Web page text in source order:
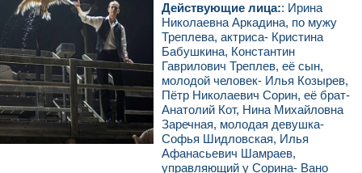
Действующие лица:: Ирина
Николаевна Аркадина, по мужу
Треплева, актриса- Кристина
Бабушкина, Константин
Гаврилович Треплев, её сын,
молодой человек- Илья Козырев,
Пётр Николаевич Сорин, её брат-
Анатолий Кот, Нина Михайловна
Заречная, молодая девушка-
Софья Шидловская, Илья
Афанасьевич Шамраев,
управляющий у Сорина- Вано